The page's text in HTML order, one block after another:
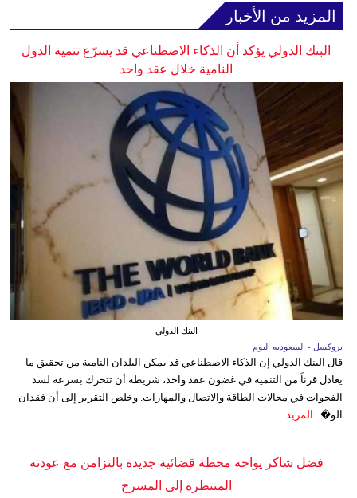
المزيد من الأخبار
البنك الدولي يؤكد أن الذكاء الاصطناعي قد يسرّع تنمية الدول
النامية خلال عقد واحد
البنك الدولي
بروكسل - السعوديه اليوم
قال البنك الدولي إن الذكاء الاصطناعي قد يمكن البلدان النامية من تحقيق ما
يعادل قرناً من التنمية في غضون عقد واحد، شريطة أن تتحرك بسرعة لسد
الفجوات في مجالات الطاقة والاتصال والمهارات. وخلص التقرير إلى أن فقدان
الو�... المزيد
فضل شاكر يواجه محطة قضائية جديدة بالتزامن مع عودته
المنتظرة إلى المسرح